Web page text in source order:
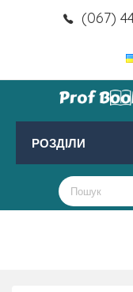
(067)
РОЗДІЛИ